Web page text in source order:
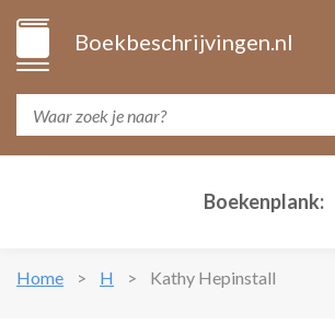
Boekbeschrijvingen.nl
Boekenplank:
Home H Kathy Hepinstall